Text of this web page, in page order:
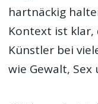
hartnäckig
Kontext ist klar,
Künstler bei
wie Gewalt,